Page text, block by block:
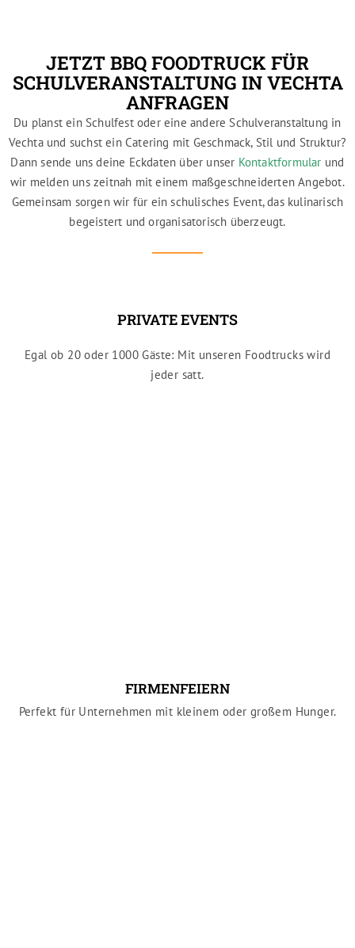
JETZT BBQ FOODTRUCK FÜR
SCHULVERANSTALTUNG IN VECHTA
ANFRAGEN
Du planst ein Schulfest oder eine andere Schulveranstaltung in
Vechta und suchst ein Catering mit Geschmack, Stil und Struktur?
Dann sende uns deine Eckdaten über unser Kontaktformular und
wir melden uns zeitnah mit einem maßgeschneiderten Angebot.
Gemeinsam sorgen wir für ein schulisches Event, das kulinarisch
begeistert und organisatorisch überzeugt.
PRIVATE EVENTS
Egal ob 20 oder 1000 Gäste: Mit unseren Foodtrucks wird
jeder satt.
FIRMENFEIERN
Perfekt für Unternehmen mit kleinem oder großem Hunger.